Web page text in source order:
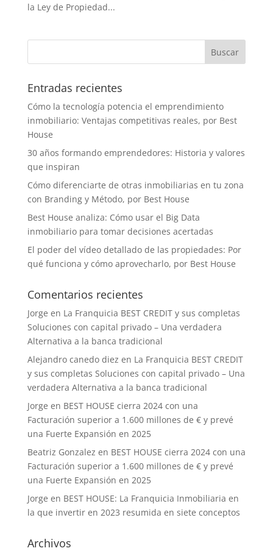
la Ley de Propiedad...
Entradas recientes
Cómo la tecnología potencia el emprendimiento
inmobiliario: Ventajas competitivas reales, por Best
House
30 años formando emprendedores: Historia y valores
que inspiran
Cómo diferenciarte de otras inmobiliarias en tu zona
con Branding y Método, por Best House
Best House analiza: Cómo usar el Big Data
inmobiliario para tomar decisiones acertadas
El poder del vídeo detallado de las propiedades: Por
qué funciona y cómo aprovecharlo, por Best House
Comentarios recientes
Jorge en La Franquicia BEST CREDIT y sus completas
Soluciones con capital privado – Una verdadera
Alternativa a la banca tradicional
Alejandro canedo diez en La Franquicia BEST CREDIT
y sus completas Soluciones con capital privado – Una
verdadera Alternativa a la banca tradicional
Jorge en BEST HOUSE cierra 2024 con una
Facturación superior a 1.600 millones de € y prevé
una Fuerte Expansión en 2025
Beatriz Gonzalez en BEST HOUSE cierra 2024 con una
Facturación superior a 1.600 millones de € y prevé
una Fuerte Expansión en 2025
Jorge en BEST HOUSE: La Franquicia Inmobiliaria en
la que invertir en 2023 resumida en siete conceptos
Archivos